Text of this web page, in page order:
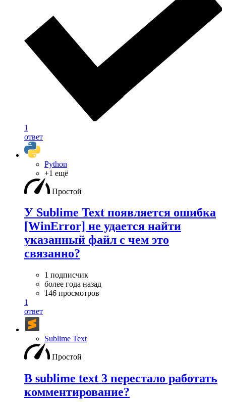
1
ответ
Python
+1 ещё
Простой
У Sublime Text появляется ошибка
[WinError] не удается найти
указанный файл с чем это
связанно?
1 подписчик
более года назад
146 просмотров
1
ответ
Sublime Text
Простой
В sublime text 3 перестало работать
комментирование?